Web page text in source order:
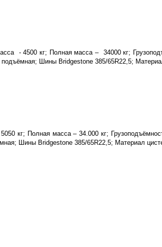
- 4500 кг; Полная масса – 34000 кг;
Шины Bridgestone 385/65R22,5;
кг; Полная масса – 34.000 кг;
Шины Bridgestone 385/65R22,5; Материал